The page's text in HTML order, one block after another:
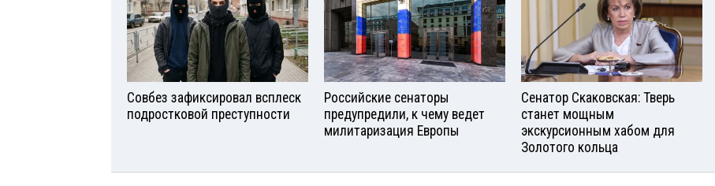
Совбез зафиксировал всплеск
подростковой преступности
Российские сенаторы
предупредили, к чему ведет
милитаризация Европы
Сенатор Скаковская: Тверь
станет мощным
экскурсионным хабом для
Золотого кольца